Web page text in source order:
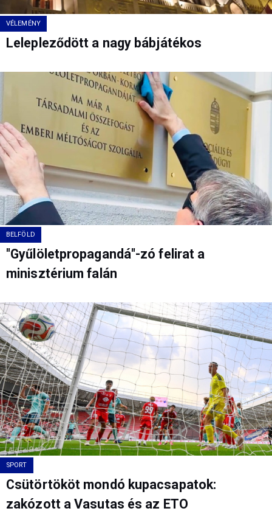
VÉLEMÉNY
Lelepleződött a nagy bábjátékos
BELFÖLD
"Gyűlöletpropagandá"-zó felirat a
minisztérium falán
SPORT
Csütörtököt mondó kupacsapatok:
zakózott a Vasutas és az ETO